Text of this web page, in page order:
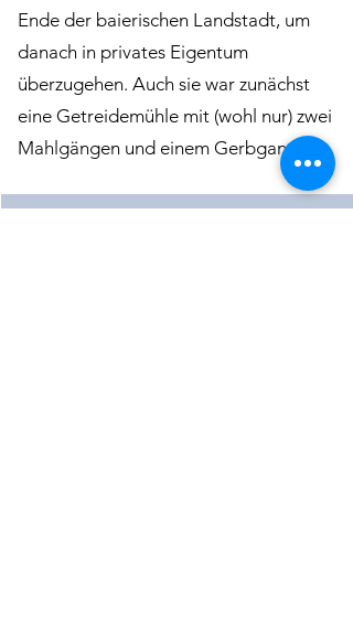
Ende der baierischen Landstadt, um
danach in privates Eigentum
überzugehen. Auch sie war zunächst
eine Getreidemühle mit (wohl nur) zwei
Mahlgängen und einem Gerbgang.